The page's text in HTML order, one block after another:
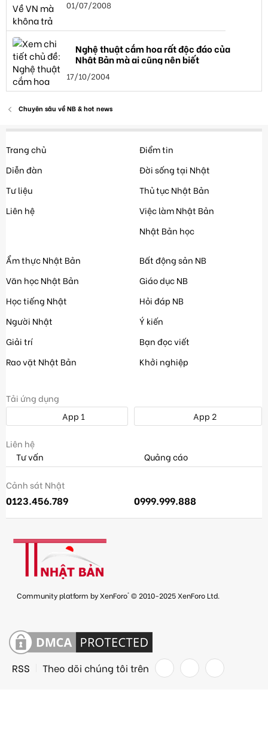
01/07/2008
Nghệ thuật cắm hoa rất độc đáo của
Nhật Bản mà ai cũng nên biết
17/10/2004
Chuyên sâu về NB & hot news
Trang chủ
Diễn đàn
Tư liệu
Liên hệ
Điểm tin
Đời sống tại Nhật
Thủ tục Nhật Bản
Việc làm Nhật Bản
Nhật Bản học
Ẩm thực Nhật Bản
Văn học Nhật Bản
Học tiếng Nhật
Người Nhật
Giải trí
Rao vặt Nhật Bản
Bất động sản NB
Giáo dục NB
Hỏi đáp NB
Ý kiến
Bạn đọc viết
Khởi nghiệp
Tải ứng dụng
App 1
App 2
Liên hệ
Tư vấn
Quảng cáo
Cảnh sát Nhật
0123.456.789 0999.999.888
Community platform by XenForo® © 2010-2025 XenForo Ltd.
RSS Theo dõi chúng tôi trên